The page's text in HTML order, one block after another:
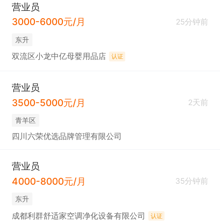
营业员
3000-6000元/月
25分钟前
东升
双流区小龙中亿母婴用品店 认证
营业员
3500-5000元/月
2天前
青羊区
四川六荣优选品牌管理有限公司
营业员
4000-8000元/月
35分钟前
东升
成都利群舒适家空调净化设备有限公司 认证